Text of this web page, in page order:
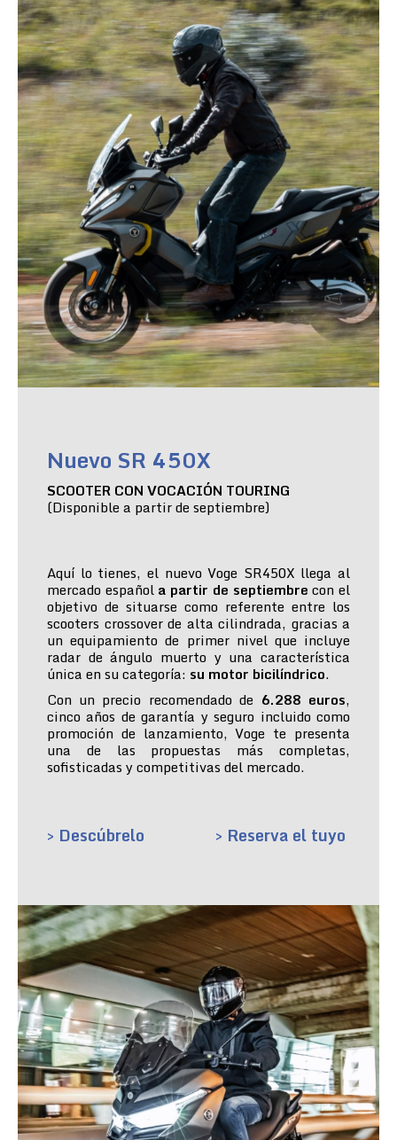
Nuevo SR 450X
SCOOTER CON VOCACIÓN TOURING
(Disponible a partir de septiembre)
Aquí lo tienes, el nuevo Voge SR450X llega al
mercado español a partir de septiembre con el
objetivo de situarse como referente entre los
scooters crossover de alta cilindrada, gracias a
un equipamiento de primer nivel que incluye
radar de ángulo muerto y una característica
única en su categoría: su motor bicilíndrico.
Con un precio recomendado de 6.288 euros,
cinco años de garantía y seguro incluido como
promoción de lanzamiento, Voge te presenta
una de las propuestas más completas,
sofisticadas y competitivas del mercado.
> Descúbrelo > Reserva el tuyo